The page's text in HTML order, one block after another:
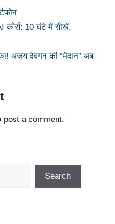
e
gr
m
e
कोर्स: 10 घंटे में सीखें,
अजय देवगन की “मैदान” अब
post a comment.
Search